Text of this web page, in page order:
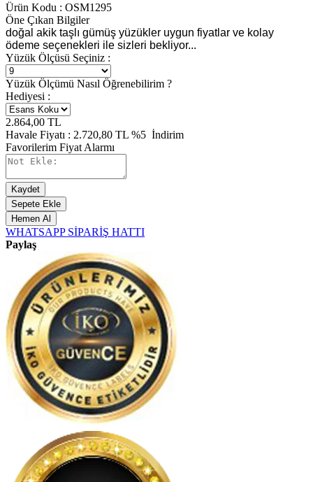
Ürün Kodu : OSM1295
Öne Çıkan Bilgiler
doğal akik taşlı gümüş yüzükler uygun fiyatlar ve kolay
ödeme seçenekleri ile sizleri bekliyor...
Yüzük Ölçüsü Seçiniz :
Yüzük Ölçümü Nasıl Öğrenebilirim ?
Hediyesi :
2.864,00 TL
Havale Fiyatı : 2.720,80 TL %5 İndirim
Favorilerim Fiyat Alarmı
Kaydet
Sepete Ekle
Hemen Al
WHATSAPP SİPARİŞ HATTI
Paylaş